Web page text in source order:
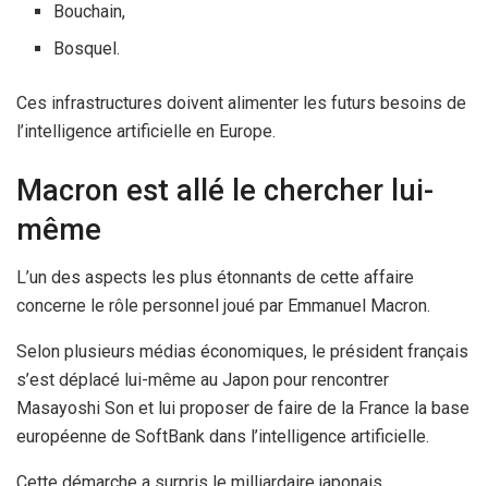
Bouchain,
Bosquel.
Ces infrastructures doivent alimenter les futurs besoins de
l’intelligence artificielle en Europe.
Macron est allé le chercher lui-
même
L’un des aspects les plus étonnants de cette affaire
concerne le rôle personnel joué par Emmanuel Macron.
Selon plusieurs médias économiques, le président français
s’est déplacé lui-même au Japon pour rencontrer
Masayoshi Son et lui proposer de faire de la France la base
européenne de SoftBank dans l’intelligence artificielle.